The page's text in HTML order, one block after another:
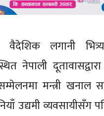
लगानी
नेपाली
मन्त्री खनाल
उद्यमी व्यवसायीसँग